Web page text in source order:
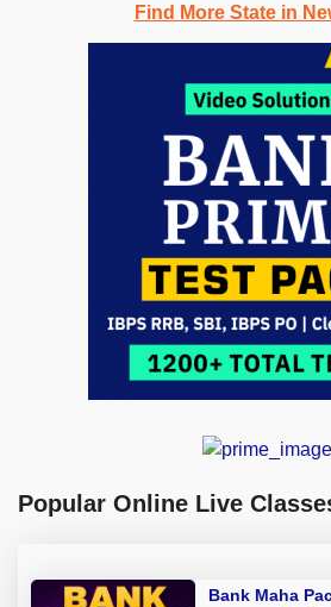
Find More State in
Popular Online Live
Bank Maha